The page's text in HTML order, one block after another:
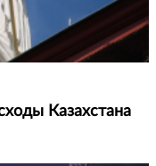
Казахстана